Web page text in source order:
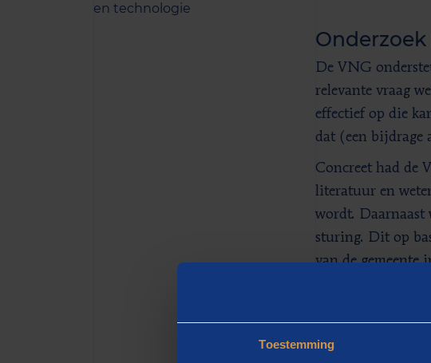
Toestemming
en technologie
De VNG
relevante vraag
effectief op die
dat (een bijdrage
Concreet had de
literatuur en
wordt. Daarnaast
sturing. Dit op
van de gemeente
hoog
procesvoorstel